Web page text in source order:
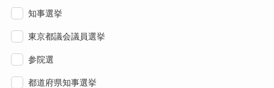
知事選挙
東京都議会議員選挙
参院選
都道府県知事選挙